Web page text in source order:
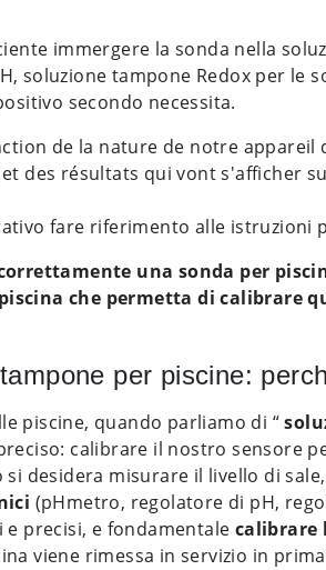
immergere la sonda nella
soluzione tampone Redox per le
secondo necessita.
de la nature de notre appareil
des résultats qui vont s'afficher
fare riferimento alle istruzioni
una sonda per
che permetta di calibrare
per piscine:
piscine, quando parliamo di “
calibrare il nostro sensore
desidera misurare il livello di
(pHmetro, regolatore di pH,
precisi, e fondamentale calibrare
viene rimessa in servizio in